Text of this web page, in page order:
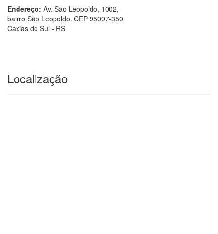
Endereço: Av. São Leopoldo, 1002,
bairro São Leopoldo. CEP 95097-350
Caxias do Sul - RS
Localização